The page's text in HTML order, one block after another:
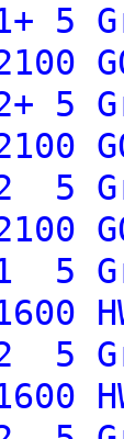
5
5
2 5
1 5
2 5